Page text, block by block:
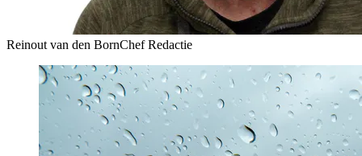
Reinout van den BornChef Redactie